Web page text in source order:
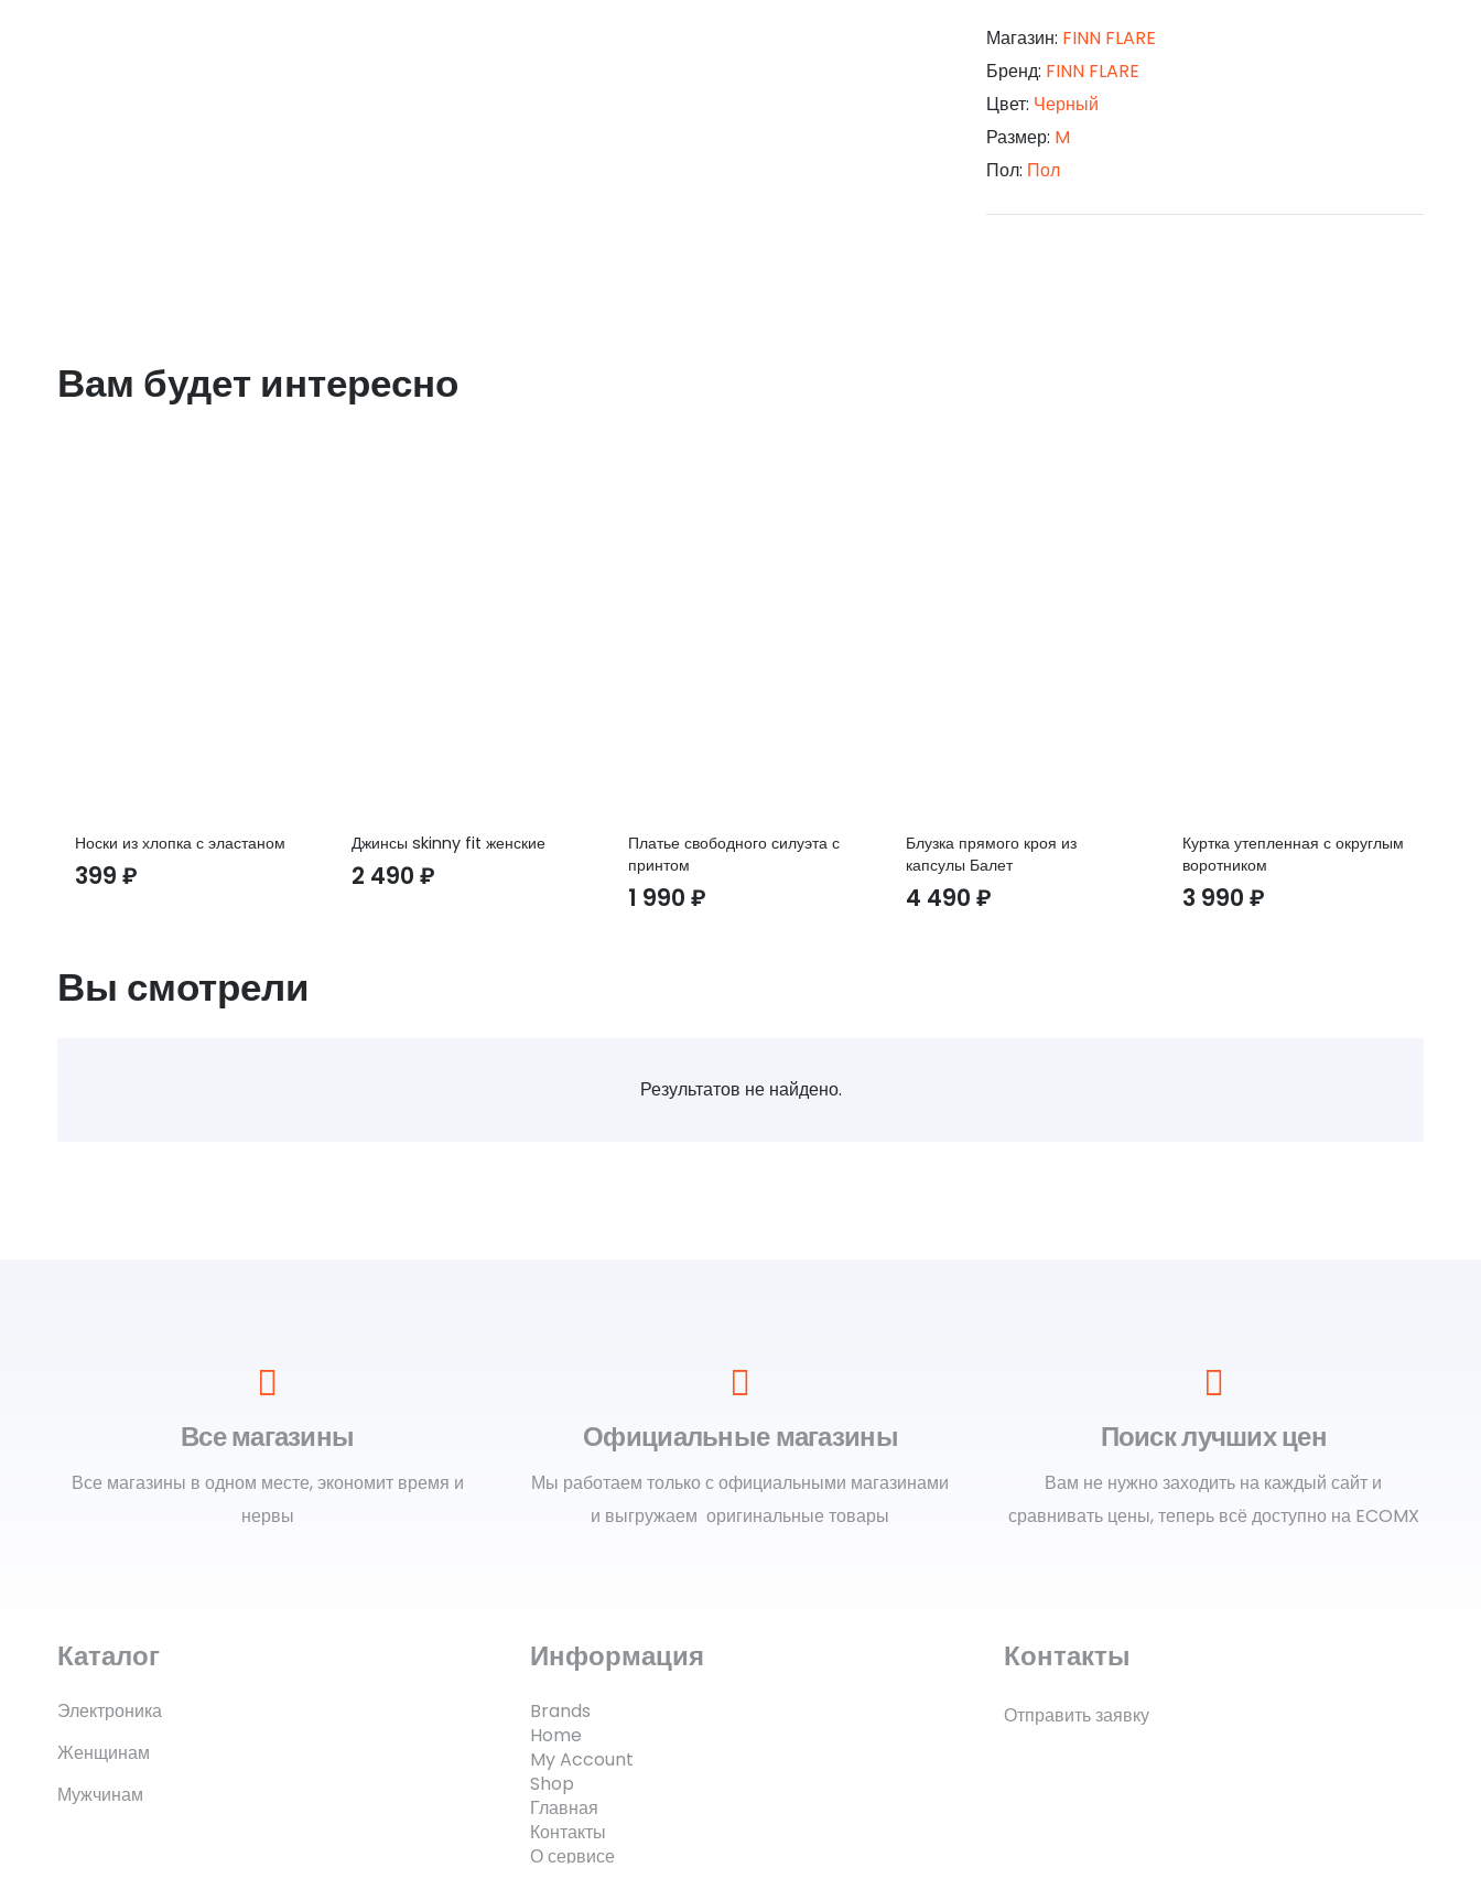
Магазин: FINN FLARE
Бренд: FINN FLARE
Цвет: Черный
Размер: M
Пол: Пол
Вам будет интересно
Носки из хлопка с эластаном
399 ₽
Джинсы skinny fit женские
2 490₽
Платье свободного силуэта с
принтом
1 990₽
Блузка прямого кроя из
капсулы Балет
4 490 ₽
Куртка утепленная с округлым
воротником
3 990 ₽
Вы смотрели
Результатов не найдено.
Все магазины
Все магазины в одном месте, экономит время и
нервы
Официальные магазины
Мы работаем только с официальными магазинами
и выгружаем оригинальные товары
Поиск лучших цен
Вам не нужно заходить на каждый сайт и
сравнивать цены, теперь всё доступно на ECOMX
Каталог
Электроника
Женщинам
Мужчинам
Информация
Brands
Home
My Account
Shop
Главная
Контакты
О сервисе
Контакты
Отправить заявку